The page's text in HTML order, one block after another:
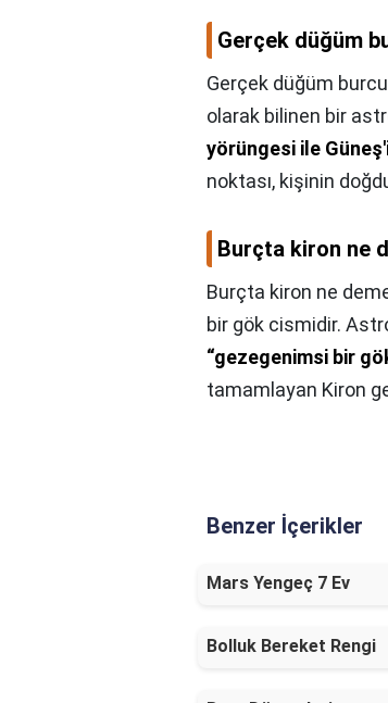
Gerçek düğüm
Gerçek düğüm
olarak bilinen bir
yörüngesi ile
noktası, kişinin
Burçta kiron ne
Burçta kiron ne
bir gök cismidir.
“gezegenimsi bir
tamamlayan Kiron
Benzer İçerikler
Mars Yengeç 7 Ev
Bolluk Bereket Rengi